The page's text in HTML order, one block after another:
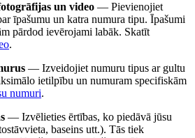
un video — Pievienojiet
īpašumu un katra numura tipu. Īpašumi
pārdod ievērojami labāk. Skatīt
.
— Izveidojiet numuru tipus ar gultu
ietilpību un numuram specifiskām
numuri.
— Izvēlieties ērtības, ko piedāvā jūsu
baseins utt.). Tās tiek